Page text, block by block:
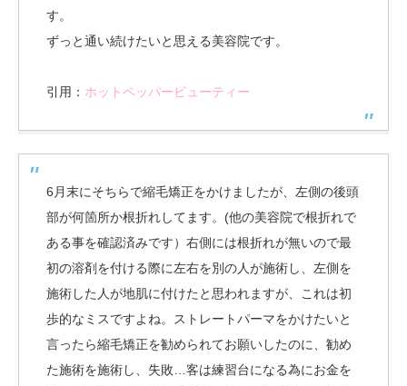
す。
ずっと通い続けたいと思える美容院です。
引用： ホットペッパービューティー
6月末にそちらで縮毛矯正をかけましたが、左側の後頭
部が何箇所か根折れしてます。(他の美容院で根折れで
ある事を確認済みです）右側には根折れが無いので最
初の溶剤を付ける際に左右を別の人が施術し、左側を
施術した人が地肌に付けたと思われますが、これは初
歩的なミスですよね。ストレートパーマをかけたいと
言ったら縮毛矯正を勧められてお願いしたのに、勧め
た施術を施術し、失敗…客は練習台になる為にお金を